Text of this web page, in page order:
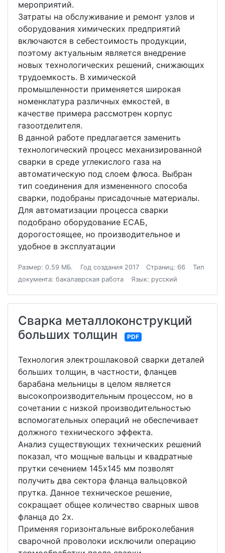
мероприятий.
Затраты на обслуживание и ремонт узлов и
оборудования химических предприятий
включаются в себестоимость продукции,
поэтому актуальным является внедрение
новых технологических решений, снижающих
трудоемкость. В химической
промышленности применяется широкая
номенклатура различных емкостей, в
качестве примера рассмотрен корпус
газоотделителя.
В данной работе предлагается заменить
технологический процесс механизированной
сварки в среде углекислого газа на
автоматическую под слоем флюса. Выбран
тип соединения для измененного способа
сварки, подобраны присадочные материалы.
Для автоматизации процесса сварки
подобрано оборудование ЕСАБ,
дорогостоящее, но производительное и
удобное в эксплуатации
Размер: 0.59 МБ. Год создания 2017 Страниц: 66
Тип
документа: бакалаврская работа
Язык: русский
Сварка металлоконструкций
больших толщин
PDF
Технология электрошлаковой сварки деталей
больших толщин, в частности, фланцев
барабана мельницы в целом является
высокопроизводительным процессом, но в
сочетании с низкой производительностью
вспомогательных операций не обеспечивает
должного технического эффекта.
Анализ существующих технических решений
показал, что мощные вальцы и квадратные
прутки сечением 145х145 мм позволят
получить два сектора фланца вальцовкой
прутка. Данное техническое решение,
сокращает общее количество сварных швов
фланца до 2х.
Применяя горизонтальные виброколебания
сварочной проволоки исключили операцию